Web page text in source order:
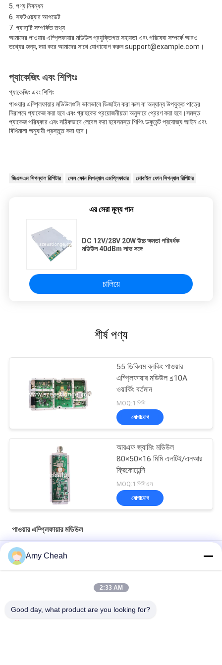
পণ্য নিবন্ধন
সফটওয়্যার আপডেট
গ্যারান্টি সম্পর্কিত তথ্য
আমাদের পাওয়ার এম্প্লিফায়ার মডিউল প্রযুক্তিগত সহায়তা এবং পরিষেবা সম্পর্কে আরও
তথ্যের জন্য, দয়া করে আমাদের সাথে যোগাযোগ করুন support@example.com।
প্যাকেজিং এবং শিপিংঃ
প্যাকেজিং এবং শিপিং
পাওয়ার এম্প্লিফায়ার মডিউলগুলি ভালভাবে ডিজাইন করা বাক্স বা অন্যান্য উপযুক্ত পাত্রে
নিরাপদে প্যাকেজ করা হবে এবং গ্রাহকের প্রয়োজনীয়তা অনুসারে প্রেরণ করা হবে।সমস্ত
প্যাকেজ পরিষ্কার এবং সঠিকভাবে লেবেল করা হবেসমস্ত শিপিং ডকুমেন্ট প্রযোজ্য আইন এবং
বিধিমালা অনুযায়ী প্রস্তুত করা হবে।
জিএসএম সিগন্যাল রিপিটার সেল ফোন সিগন্যাল এমপ্লিফায়ার মোবাইল ফোন সিগন্যাল রিপিটার
এর সেরা মূল্য পান
DC 12V/28V 20W উচ্চ ক্ষমতা পরিবর্ধক
মডিউল 40dBm লাভ সঙ্গে
চালিয়ে
শীর্ষ পণ্য
55 ডিবিএম ব্লকিং পাওয়ার
এম্প্লিফায়ার মডিউল ≤10A
ওয়ার্কিং বর্তমান
MOQ:1 পিসি
যোগাযোগ
আরএফ জ্যামিং মডিউল
80×50×16 মিমি এলটিই/এনআর
ফ্রিকোয়েন্সি
MOQ:1 পিসিএস
যোগাযোগ
পাওয়ার এম্প্লিফায়ার মডিউল
ভ্রমণের জন্য স্বয়ংক্রিয় সেল ফোন সিগন্যাল রিপিটার/বুস্টার/এম্প্লিফায়ার
মিনি পোর্টেবল সেল ফোন সিগন্যাল রিপিটার 3G
বাড়ির জন্য মোবাইল ফোন জিএসএম সিগন্যাল বুস্টার / রিপিটার / এমপ্লিফায়ার EST-
Amy Cheah
2:33 AM
Good day, what product are you looking for?